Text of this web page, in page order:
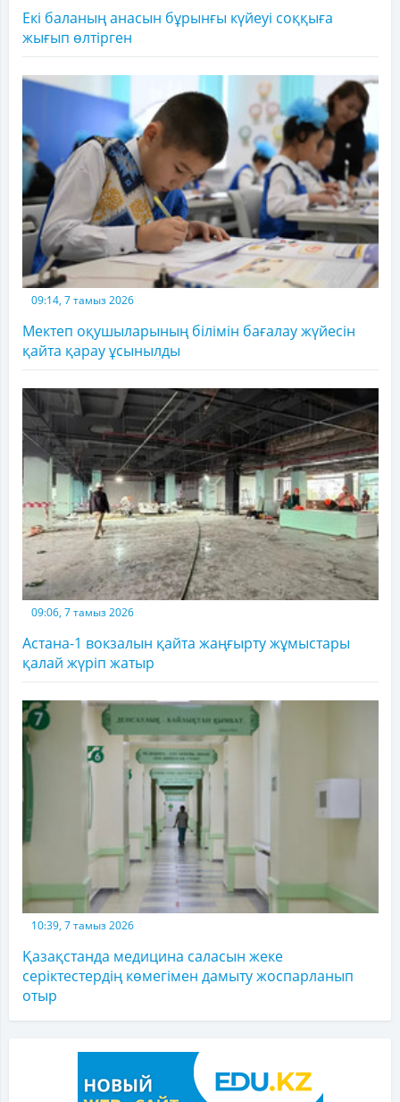
Екі баланың анасын бұрынғы күйеуі соққыға
жығып өлтірген
09:14, 7 тамыз 2026
Мектеп оқушыларының білімін бағалау жүйесін
қайта қарау ұсынылды
09:06, 7 тамыз 2026
Астана-1 вокзалын қайта жаңғырту жұмыстары
қалай жүріп жатыр
10:39, 7 тамыз 2026
Қазақстанда медицина саласын жеке
серіктестердің көмегімен дамыту жоспарланып
отыр